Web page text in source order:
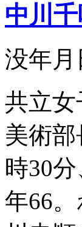
中川
没年月
共立
美術
時30
年66